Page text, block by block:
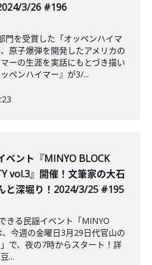
3/26 #196
門を受賞した「オッペンハイマ
原子爆弾を開発したアメリカの
ーの生涯を実話にもとづき描い
ペンハイマー』が3/...
ベント『MINYO BLOCK
vol.3』開催！文筆家の大石
と深堀り！2024/3/25 #195
きる民謡イベント「MINYO
今週の金曜日3月29日代官山の
で、夜の7時からスタート！詳
...